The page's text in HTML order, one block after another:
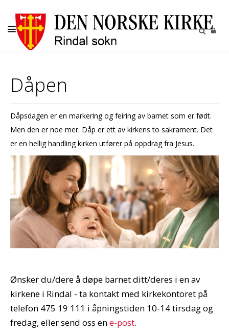
KIRKENE
BARN OG UNGE
RINDAL SOKN
UTLEIE
Dåpen
Dåpsdagen er en markering og feiring av barnet som er født.
Men den er noe mer. Dåp er ett av kirkens to sakrament. Det
er en hellig handling kirken utfører på oppdrag fra Jesus.
Ønsker du/dere å døpe barnet ditt/deres i en av
kirkene i Rindal - ta kontakt med kirkekontoret på
telefon 475 19 111 i åpningstiden 10-14 tirsdag og
fredag, eller send oss ene-post.